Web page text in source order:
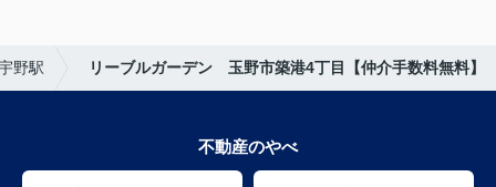
野駅 リーブルガーデン 玉野市築港4丁目【仲介手数料無料】
不動産のやべ